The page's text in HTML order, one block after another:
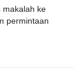
makalah ke
permintaan